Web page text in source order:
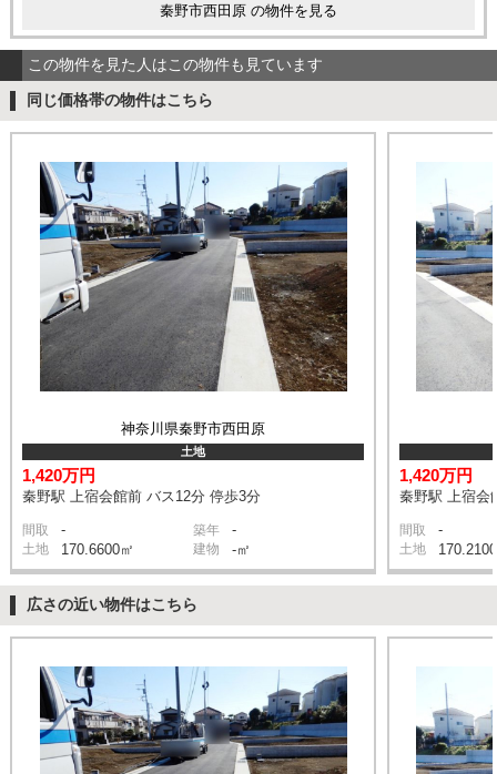
秦野市西田原 の物件を見る
この物件を見た人はこの物件も見ています
同じ価格帯の物件はこちら
神奈川県秦野市西田原
土地
1,420万円
秦野駅 上宿会館前 バス12分 停歩3分
間取 - 築年 -
土地 170.6600㎡ 建物 -㎡
1,420万円
秦野駅 上宿会
間取 -
土地
広さの近い物件はこちら